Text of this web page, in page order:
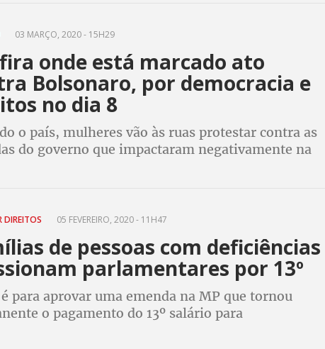
03 MARÇO, 2020 - 15H29
onde está marcado ato
Bolsonaro, por democracia e
no dia 8
o país, mulheres vão às ruas protestar contra as
do governo que impactaram negativamente na
DIREITOS 05 FEVEREIRO, 2020 - 11H47
de pessoas com deficiências
parlamentares por 13º
para aprovar uma emenda na MP que tornou
o pagamento do 13º salário para